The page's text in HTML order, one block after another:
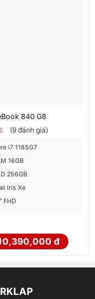
trong. Thường
840 G8
(9 đánh giá)
i7 1185G7
16GB
256GB
Iris Xe
FHD
đ